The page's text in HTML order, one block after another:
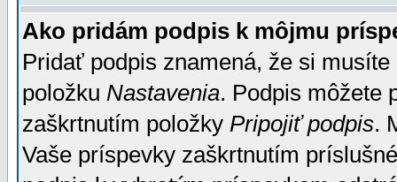
Ako pridám podpis k môjmu
Pridať podpis znamená, že si
položku Nastavenia. Podpis môžete
zaškrtnutím položky Pripojiť podpis.
Vaše príspevky zaškrtnutím